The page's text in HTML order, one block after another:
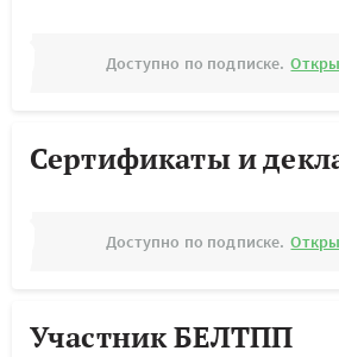
Доступно по подписке.
Сертификаты и
Доступно по подписке.
Участник БЕЛТПП